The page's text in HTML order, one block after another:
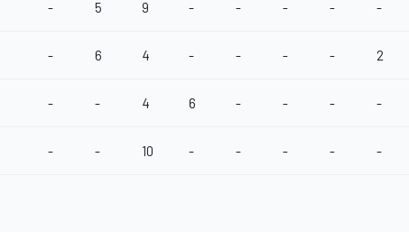
- 5 9 - - - - -
- 6 4 - - - - 2
- - 4 6 - - - -
- - 10 - - - - -